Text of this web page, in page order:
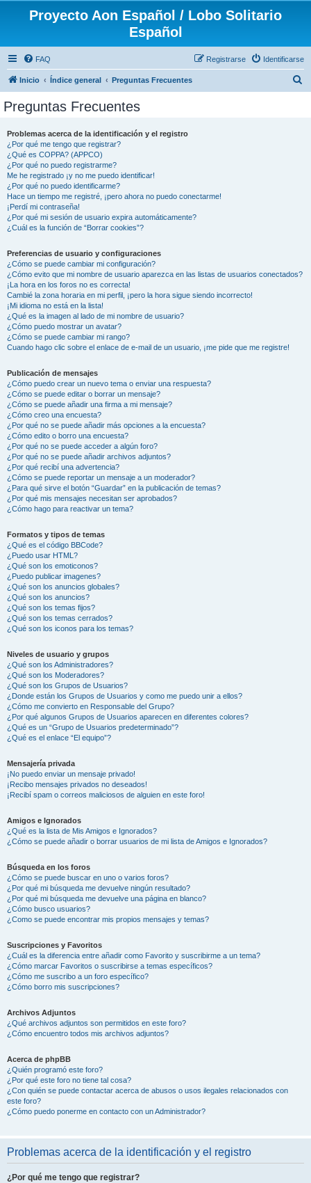
Proyecto Aon Español / Lobo Solitario
Español
FAQ Identificarse
Registrarse
Inicio Índice general Preguntas Frecuentes
Preguntas Frecuentes
Problemas acerca de la identificación y el registro
¿Por qué me tengo que registrar?
¿Qué es COPPA? (APPCO)
¿Por qué no puedo registrarme?
Me he registrado ¡y no me puedo identificar!
¿Por qué no puedo identificarme?
Hace un tiempo me registré, ¡pero ahora no puedo conectarme!
¡Perdí mi contraseña!
¿Por qué mi sesión de usuario expira automáticamente?
¿Cuál es la función de “Borrar cookies”?
Preferencias de usuario y configuraciones
¿Cómo se puede cambiar mi configuración?
¿Cómo evito que mi nombre de usuario aparezca en las listas de usuarios conectados?
¡La hora en los foros no es correcta!
Cambié la zona horaria en mi perfil, ¡pero la hora sigue siendo incorrecto!
¡Mi idioma no está en la lista!
¿Qué es la imagen al lado de mi nombre de usuario?
¿Cómo puedo mostrar un avatar?
¿Cómo se puede cambiar mi rango?
Cuando hago clic sobre el enlace de e-mail de un usuario, ¡me pide que me registre!
Publicación de mensajes
¿Cómo puedo crear un nuevo tema o enviar una respuesta?
¿Cómo se puede editar o borrar un mensaje?
¿Cómo se puede añadir una firma a mi mensaje?
¿Cómo creo una encuesta?
¿Por qué no se puede añadir más opciones a la encuesta?
¿Cómo edito o borro una encuesta?
¿Por qué no se puede acceder a algún foro?
¿Por qué no se puede añadir archivos adjuntos?
¿Por qué recibí una advertencia?
¿Cómo se puede reportar un mensaje a un moderador?
¿Para qué sirve el botón “Guardar” en la publicación de temas?
¿Por qué mis mensajes necesitan ser aprobados?
¿Cómo hago para reactivar un tema?
Formatos y tipos de temas
¿Qué es el código BBCode?
¿Puedo usar HTML?
¿Qué son los emoticonos?
¿Puedo publicar imagenes?
¿Qué son los anuncios globales?
¿Qué son los anuncios?
¿Qué son los temas fijos?
¿Qué son los temas cerrados?
¿Qué son los iconos para los temas?
Niveles de usuario y grupos
¿Qué son los Administradores?
¿Qué son los Moderadores?
¿Qué son los Grupos de Usuarios?
¿Donde están los Grupos de Usuarios y como me puedo unir a ellos?
¿Cómo me convierto en Responsable del Grupo?
¿Por qué algunos Grupos de Usuarios aparecen en diferentes colores?
¿Qué es un “Grupo de Usuarios predeterminado”?
¿Qué es el enlace “El equipo”?
Mensajería privada
¡No puedo enviar un mensaje privado!
¡Recibo mensajes privados no deseados!
¡Recibí spam o correos maliciosos de alguien en este foro!
Amigos e Ignorados
¿Qué es la lista de Mis Amigos e Ignorados?
¿Cómo se puede añadir o borrar usuarios de mi lista de Amigos e Ignorados?
Búsqueda en los foros
¿Cómo se puede buscar en uno o varios foros?
¿Por qué mi búsqueda me devuelve ningún resultado?
¿Por qué mi búsqueda me devuelve una página en blanco?
¿Cómo busco usuarios?
¿Como se puede encontrar mis propios mensajes y temas?
Suscripciones y Favoritos
¿Cuál es la diferencia entre añadir como Favorito y suscribirme a un tema?
¿Cómo marcar Favoritos o suscribirse a temas específicos?
¿Cómo me suscribo a un foro específico?
¿Cómo borro mis suscripciones?
Archivos Adjuntos
¿Qué archivos adjuntos son permitidos en este foro?
¿Cómo encuentro todos mis archivos adjuntos?
Acerca de phpBB
¿Quién programó este foro?
¿Por qué este foro no tiene tal cosa?
¿Con quién se puede contactar acerca de abusos o usos ilegales relacionados con
este foro?
¿Cómo puedo ponerme en contacto con un Administrador?
Problemas acerca de la identificación y el registro
¿Por qué me tengo que registrar?